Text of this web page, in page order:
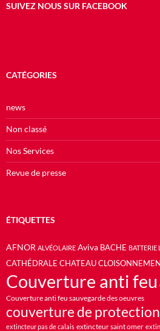
SUIVEZ NOUS SUR FACEBOOK
CATÉGORIES
news
Non classé
Nos Services
Revue de presse
ÉTIQUETTES
AFNOR ALVÉOLAIRE Aviva BACHE
CATHÉDRALE CHATEAU
Couverture anti feu
Couverture anti feu sauvegarde des oeuvres
couverture de protection
extincteur pas de calais extincteur saint omer